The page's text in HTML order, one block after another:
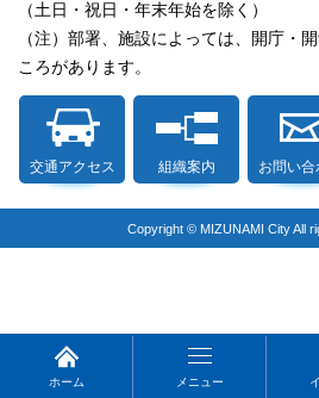
ホーム メニュー
（土日・祝日・年末年始を除く）
（注）部署、施設によっては、開庁・
ころがあります。
交通アクセス 組織案内 お問い合
Copyright © MIZUNAMI City All